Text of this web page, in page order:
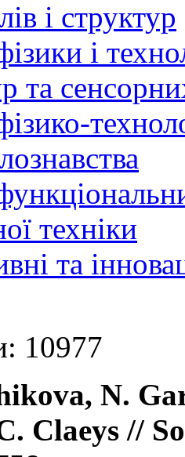
і структур
і
та
техніки
та
10977
N.
Claeys //